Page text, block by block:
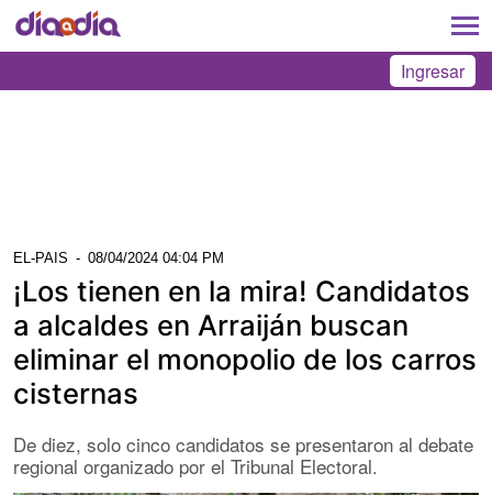
Ingresar
EL-PAIS - 08/04/2024 04:04 PM
¡Los tienen en la mira! Candidatos
a alcaldes en Arraiján buscan
eliminar el monopolio de los carros
cisternas
De diez, solo cinco candidatos se presentaron al debate
regional organizado por el Tribunal Electoral.